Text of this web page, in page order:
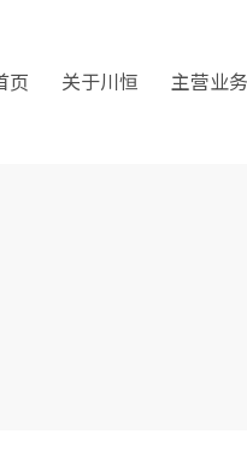
页 关于川恒 主营业务